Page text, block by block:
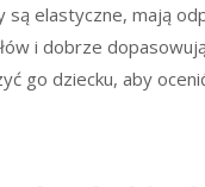
elastyczne, mają
i dobrze
go dziecku, aby